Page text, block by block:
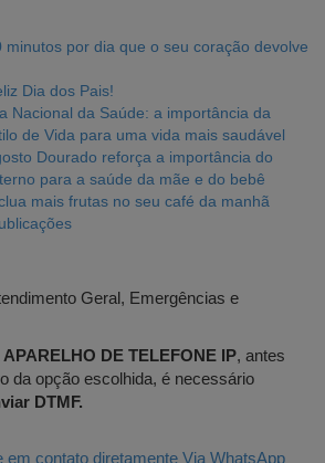
minutos por dia que o seu coração devolve
Dia dos Pais!
Nacional da Saúde: a importância da
de Vida para uma vida mais saudável
Dourado reforça a importância do
para a saúde da mãe e do bebê
mais frutas no seu café da manhã
Geral, Emergências e
APARELHO DE TELEFONE IP, antes
da opção escolhida, é necessário
DTMF.
em contato diretamente Via WhatsApp